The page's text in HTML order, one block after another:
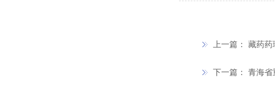
上一篇： 藏药药
下一篇： 青海省